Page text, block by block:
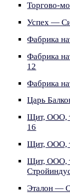
Торгово-
Успех —
Фабрика
Фабрика
12
Фабрика
Царь
Щит, ООО,
16
Щит, ООО,
Щит, ООО,
Эталон —